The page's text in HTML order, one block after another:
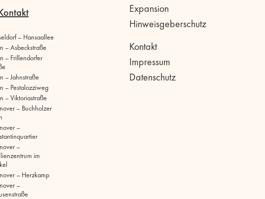
– Hansaallee
– Asbeckstraße
– Frillendorfer
– Jahnstraße
– Pestalozziweg
– Viktoriastraße
– Buchholzer
–
–
im
– Herzkamp
–
Expansion
Hinweisgeberschutz
Kontakt
Impressum
Datenschutz